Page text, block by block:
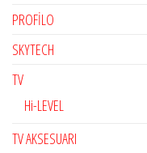
PROFİLO
SKYTECH
TV
Hi-LEVEL
TV AKSESUARI